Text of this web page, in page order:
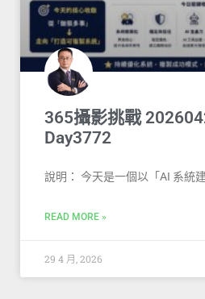
365攝影挑戰
Day3772
說明： 今天是一個以「AI 系統
READ MORE »
29 4 月, 2026